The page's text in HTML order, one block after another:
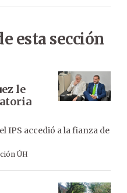
esta sección
le
IPS accedió a la fianza de
ÚH